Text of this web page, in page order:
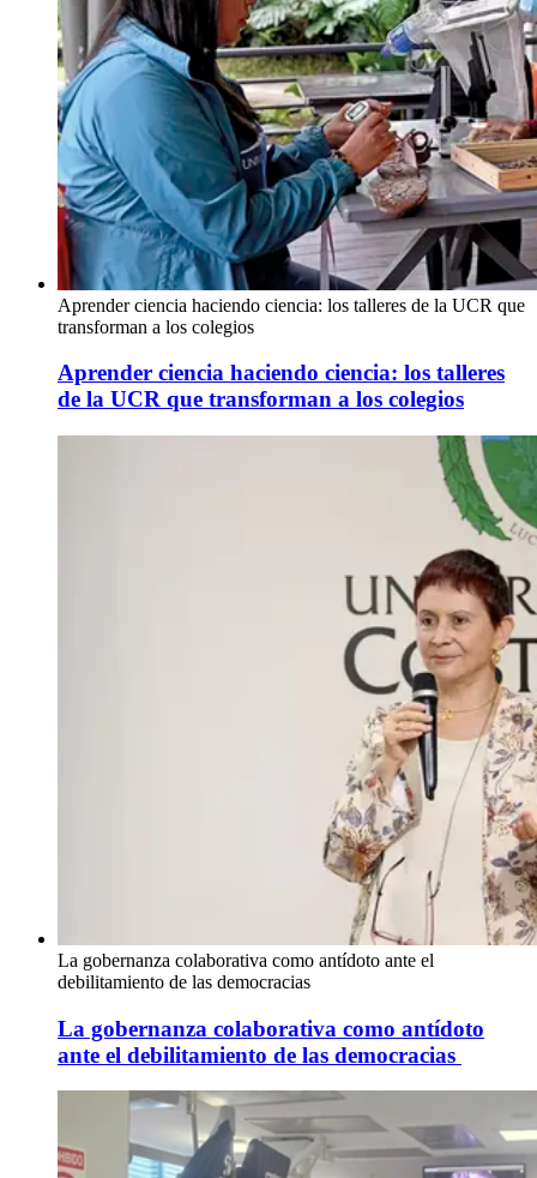
Aprender ciencia haciendo ciencia: los talleres de la UCR que
transforman a los colegios
Aprender ciencia haciendo ciencia: los talleres
de la UCR que transforman a los colegios
La gobernanza colaborativa como antídoto ante el
debilitamiento de las democracias
La gobernanza colaborativa como antídoto
ante el debilitamiento de las democracias